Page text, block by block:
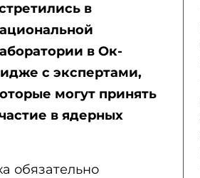
в
в Ок-
с экспертами,
могут принять
в ядерных
обязательно